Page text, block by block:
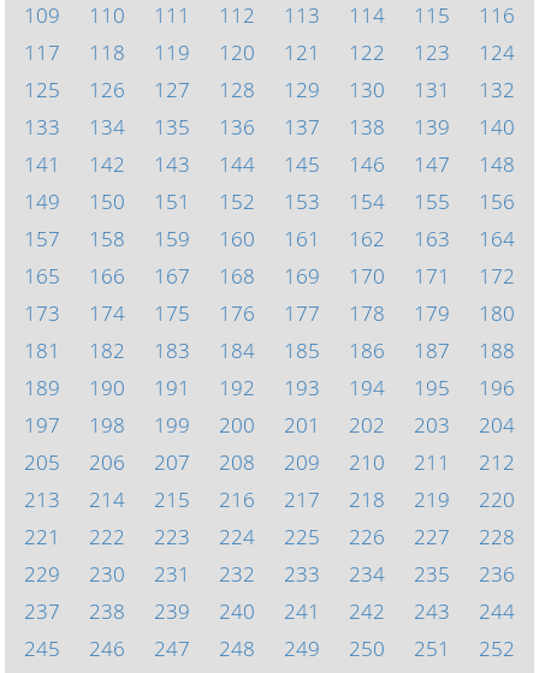
109
110 111 112 113 114 115
116
117
118 119 120 121 122 123
124
125
126 127 128 129 130 131
132
133
134 135 136 137 138 139
140
141
142 143 144 145 146 147
148
149
150 151 152 153 154 155
156
157
158 159 160 161 162 163
164
165
166 167 168 169 170 171
172
173
174 175 176 177 178 179
180
181
182 183 184 185 186 187
188
189
190 191 192 193 194 195
196
197
198 199 200 201 202 203
204
205
206 207 208 209 210 211
212
213
214 215 216 217 218 219
220
221
222 223 224 225 226 227
228
229
230 231 232 233 234 235
236
237
238 239 240 241 242 243
244
245
246 247 248 249 250 251
252